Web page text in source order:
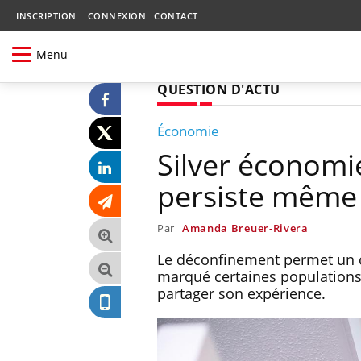
INSCRIPTION CONNEXION CONTACT
Menu
QUESTION D'ACTU
Économie
Silver
persiste
Par Amanda Breuer-Rivera
Le déconfinement permet
marqué certaines
partager son expérience.